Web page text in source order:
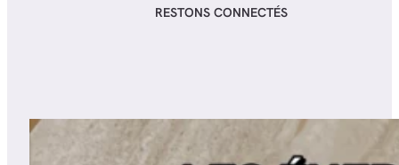
RESTONS CONNECTÉS